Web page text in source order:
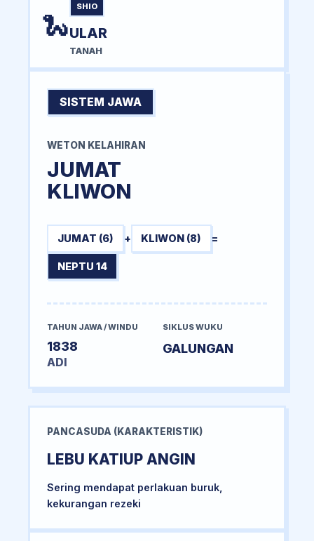
🐍
SHIO
ULAR
TANAH
SISTEM JAWA
WETON KELAHIRAN
JUMAT
KLIWON
JUMAT (6) + KLIWON (8) =
NEPTU 14
TAHUN JAWA / WINDU
1838
ADI
SIKLUS WUKU
GALUNGAN
PANCASUDA (KARAKTERISTIK)
LEBU KATIUP ANGIN
Sering mendapat perlakuan buruk,
kekurangan rezeki